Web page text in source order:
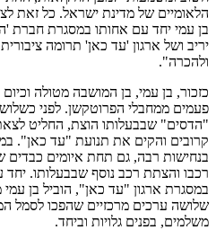
הלאומיים של מדינת ישראל. כל זאת
בן עמי יחד עם אחותו במסגרת חברת
יריב ושל ארגון 'עד כאן' תרומה
ולהכרה".
כזכור, בן עמי, בן המושבה מטולה
פעמים ממחבלי הפרוטקשן. לפני
"הדסים" שבבעלותו הוצת, החליט
קרובים והקים את תנועת "עד כאן".
בנחישות רבה, גם תחת איומים כבדים
רכבו והצתת רכב נוסף שבבעלותו.
במסגרת ארגון "עד כאן", הוביל בן
שלושה ערכים מרכזיים שהפכו לסמל
משלמים, בפנים גלויות וביחד.